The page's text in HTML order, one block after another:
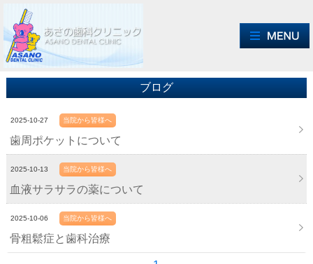
ブログ
2025-10-27 当院から皆様へ
歯周ポケットについて
2025-10-13 当院から皆様へ
血液サラサラの薬について
2025-10-06 当院から皆様へ
骨粗鬆症と歯科治療